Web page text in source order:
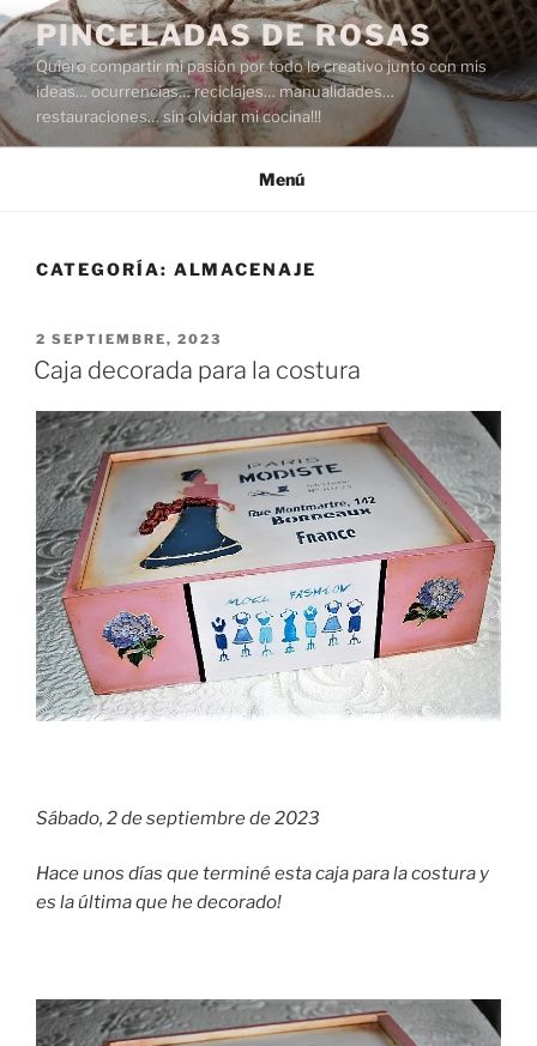
Saltar
al
contenido
PINCELADAS DE ROSAS
Quiero compartir mi pasión por todo lo creativo junto con mis
ideas… ocurrencias… reciclajes… manualidades…
restauraciones… sin olvidar mi cocina!!!
Menú
CATEGORÍA: ALMACENAJE
PUBLICADO
EL
2 SEPTIEMBRE, 2023
Caja decorada para la costura
Sábado, 2 de septiembre de 2023
Hace unos días que terminé esta caja para la costura y
es la última que he decorado!